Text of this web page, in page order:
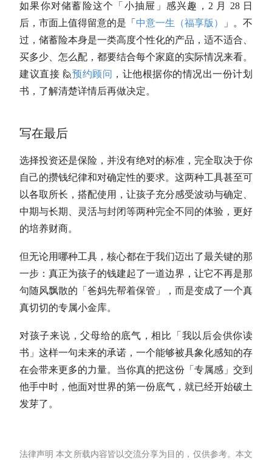
如果你对储蓄险这个「小抽屉」感兴趣，2 月 28 日
后，市面上值得留意的是「 中意一生（福享版）
」。不
过，储蓄险本身是一类高度个性化的产品，适不适合、
买多少、怎么配，都要结合每个家庭的实际情况来看。
建议直接 🙋预约顾问 ，让他根据你的情况出一份计划
书，了解清楚详情后再做决定。
写在最后
选择投资还是保险，并没有绝对的标准，完全取决于你
自己的攒钱纪律和对确定性的要求。这两种工具甚至可
以各取所长，搭配使用，让孩子充分感受波动与确定、
中期与长期、灵活与封闭等两种完全不同的体验，更好
的培养财商。
但无论用哪种工具，核心都在于我们迈出了最关键的那
一步：真正为孩子的钱建起了一道边界，让它不再是那
句随风飘散的「爸妈先帮着保管」，而是变成了一个真
真切切的专属小金库。
对孩子来说，父母给的底气，相比「我以后会供你读
书」这样一句未来的承诺，一个能够被具象化感知的存
在会带来更多的力量。当你真的把这份「专属感」交到
他手中时，他面对世界的第一份底气，就已经开始破土
发芽了。
法律声明 本文所载内容皆以交流分享为目的，仅供参考。本文